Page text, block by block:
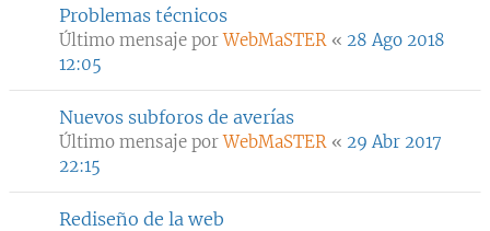
Problemas técnicos
Último mensaje porWebMaSTER « 28 Ago 2018
12:05
Nuevos subforos de averías
Último mensaje porWebMaSTER « 29 Abr 2017
22:15
Rediseño de la web